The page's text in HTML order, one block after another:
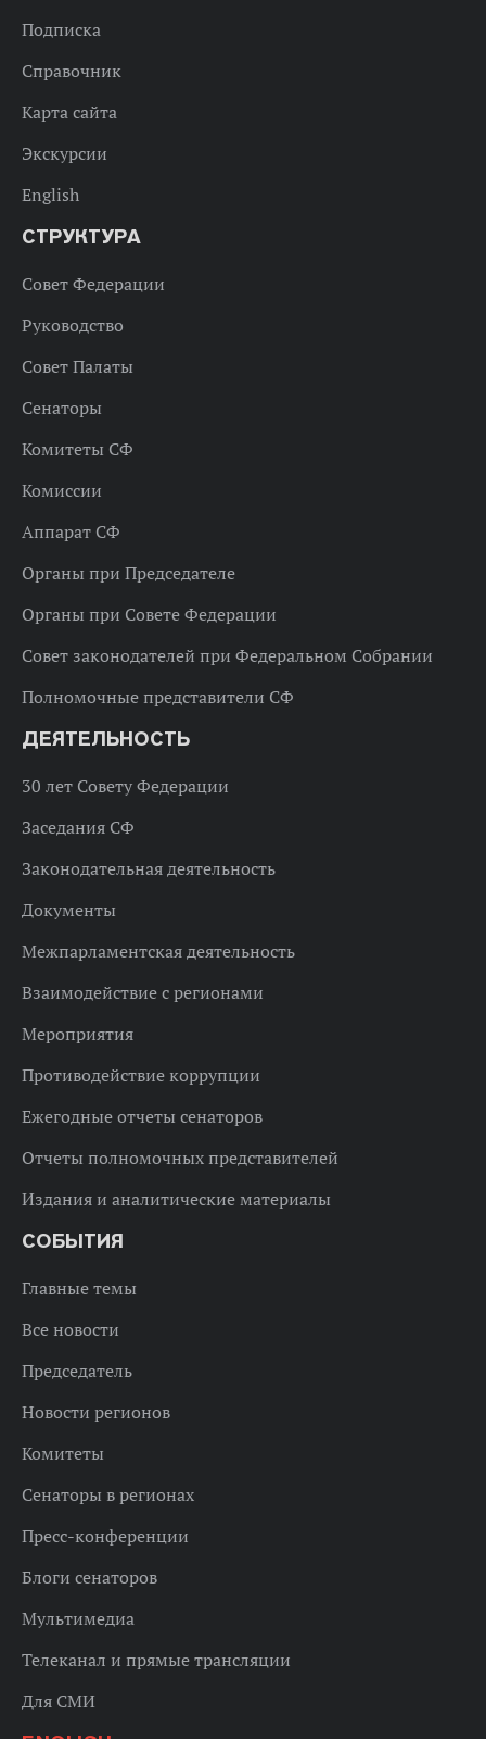
Подписка
Справочник
Карта сайта
Экскурсии
English
СТРУКТУРА
Совет Федерации
Руководство
Совет Палаты
Сенаторы
Комитеты СФ
Комиссии
Аппарат СФ
Органы при Председателе
Органы при Совете Федерации
Совет законодателей при Федеральном Собрании
Полномочные представители СФ
ДЕЯТЕЛЬНОСТЬ
30 лет Совету Федерации
Заседания СФ
Законодательная деятельность
Документы
Межпарламентская деятельность
Взаимодействие с регионами
Мероприятия
Противодействие коррупции
Ежегодные отчеты сенаторов
Отчеты полномочных представителей
Издания и аналитические материалы
СОБЫТИЯ
Главные темы
Все новости
Председатель
Новости регионов
Комитеты
Сенаторы в регионах
Пресс-конференции
Блоги сенаторов
Мультимедиа
Телеканал и прямые трансляции
Для СМИ